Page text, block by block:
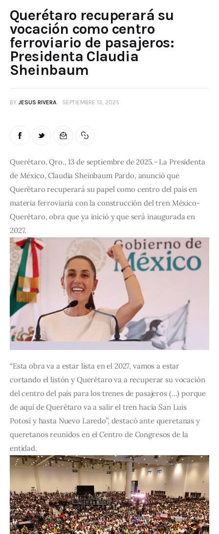
Querétaro recuperará su
vocación como centro
ferroviario de pasajeros:
Presidenta Claudia
Sheinbaum
BY JESUS RIVERA SEPTIEMBRE 13, 2025
Querétaro, Qro., 13 de septiembre de 2025.- La Presidenta
de México, Claudia Sheinbaum Pardo, anunció que
Querétaro recuperará su papel como centro del país en
materia ferroviaria con la construcción del tren México-
Querétaro, obra que ya inició y que será inaugurada en
2027.
“Esta obra va a estar lista en el 2027, vamos a estar
cortando el listón y Querétaro va a recuperar su vocación
del centro del país para los trenes de pasajeros (…) porque
de aquí de Querétaro va a salir el tren hacia San Luis
Potosí y hasta Nuevo Laredo”, destacó ante queretanas y
queretanos reunidos en el Centro de Congresos de la
entidad.